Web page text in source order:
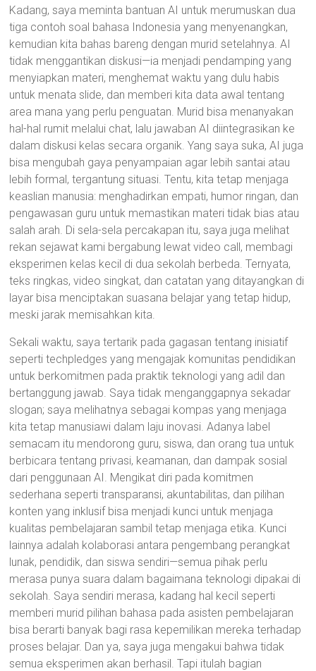
Kadang, saya meminta bantuan AI untuk merumuskan dua
tiga contoh soal bahasa Indonesia yang menyenangkan,
kemudian kita bahas bareng dengan murid setelahnya. AI
tidak menggantikan diskusi—ia menjadi pendamping yang
menyiapkan materi, menghemat waktu yang dulu habis
untuk menata slide, dan memberi kita data awal tentang
area mana yang perlu penguatan. Murid bisa menanyakan
hal-hal rumit melalui chat, lalu jawaban AI diintegrasikan ke
dalam diskusi kelas secara organik. Yang saya suka, AI juga
bisa mengubah gaya penyampaian agar lebih santai atau
lebih formal, tergantung situasi. Tentu, kita tetap menjaga
keaslian manusia: menghadirkan empati, humor ringan, dan
pengawasan guru untuk memastikan materi tidak bias atau
salah arah. Di sela-sela percakapan itu, saya juga melihat
rekan sejawat kami bergabung lewat video call, membagi
eksperimen kelas kecil di dua sekolah berbeda. Ternyata,
teks ringkas, video singkat, dan catatan yang ditayangkan di
layar bisa menciptakan suasana belajar yang tetap hidup,
meski jarak memisahkan kita.
Sekali waktu, saya tertarik pada gagasan tentang inisiatif
seperti techpledges yang mengajak komunitas pendidikan
untuk berkomitmen pada praktik teknologi yang adil dan
bertanggung jawab. Saya tidak menganggapnya sekadar
slogan; saya melihatnya sebagai kompas yang menjaga
kita tetap manusiawi dalam laju inovasi. Adanya label
semacam itu mendorong guru, siswa, dan orang tua untuk
berbicara tentang privasi, keamanan, dan dampak sosial
dari penggunaan AI. Mengikat diri pada komitmen
sederhana seperti transparansi, akuntabilitas, dan pilihan
konten yang inklusif bisa menjadi kunci untuk menjaga
kualitas pembelajaran sambil tetap menjaga etika. Kunci
lainnya adalah kolaborasi antara pengembang perangkat
lunak, pendidik, dan siswa sendiri—semua pihak perlu
merasa punya suara dalam bagaimana teknologi dipakai di
sekolah. Saya sendiri merasa, kadang hal kecil seperti
memberi murid pilihan bahasa pada asisten pembelajaran
bisa berarti banyak bagi rasa kepemilikan mereka terhadap
proses belajar. Dan ya, saya juga mengakui bahwa tidak
semua eksperimen akan berhasil. Tapi itulah bagian